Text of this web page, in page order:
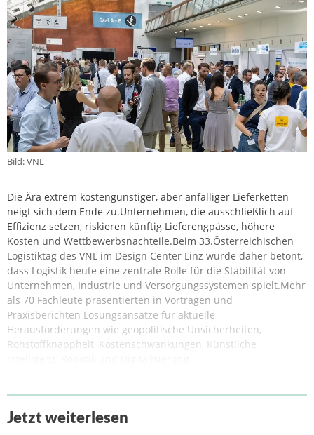
Bild: VNL
Die Ära extrem kostengünstiger, aber anfälliger Lieferketten
neigt sich dem Ende zu.Unternehmen, die ausschließlich auf
Effizienz setzen, riskieren künftig Lieferengpässe, höhere
Kosten und Wettbewerbsnachteile.Beim 33.Österreichischen
Logistiktag des VNL im Design Center Linz wurde daher betont,
dass Logistik heute eine zentrale Rolle für die Stabilität von
Unternehmen, Industrie und Versorgungssystemen spielt.Mehr
als 70 Fachleute präsentierten in Vorträgen und
Praxisberichten Lösungsansätze für aktuelle
Herausforderungen wie geopolitische Unsicherheiten,
Rohstoffknappheit, Kostenschwankungen, Künstliche
Jetzt weiterlesen